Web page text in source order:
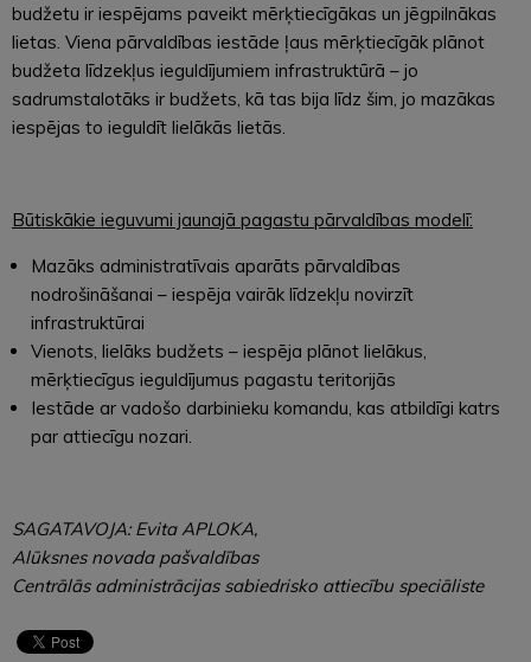
budžetu ir iespējams paveikt mērķtiecīgākas un jēgpilnākas
lietas. Viena pārvaldības iestāde ļaus mērķtiecīgāk plānot
budžeta līdzekļus ieguldījumiem infrastruktūrā – jo
sadrumstalotāks ir budžets, kā tas bija līdz šim, jo mazākas
iespējas to ieguldīt lielākās lietās.
Būtiskākie ieguvumi jaunajā pagastu pārvaldības modelī:
Mazāks administratīvais aparāts pārvaldības
nodrošināšanai – iespēja vairāk līdzekļu novirzīt
infrastruktūrai
Vienots, lielāks budžets – iespēja plānot lielākus,
mērķtiecīgus ieguldījumus pagastu teritorijās
Iestāde ar vadošo darbinieku komandu, kas atbildīgi katrs
par attiecīgu nozari.
SAGATAVOJA: Evita APLOKA,
Alūksnes novada pašvaldības
Centrālās administrācijas sabiedrisko attiecību speciāliste